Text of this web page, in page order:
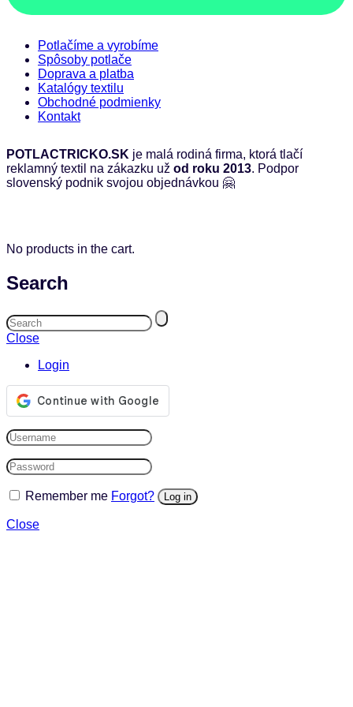
Potlačíme a vyrobíme
Spôsoby potlače
Doprava a platba
Katalógy textilu
Obchodné podmienky
Kontakt
POTLACTRICKO.SK je malá rodiná firma, ktorá tlačí
reklamný textil na zákazku už od roku 2013. Podpor
slovenský podnik svojou objednávkou 🤗
No products in the cart.
Search
Close
Login
Remember me Forgot? Log in
Close